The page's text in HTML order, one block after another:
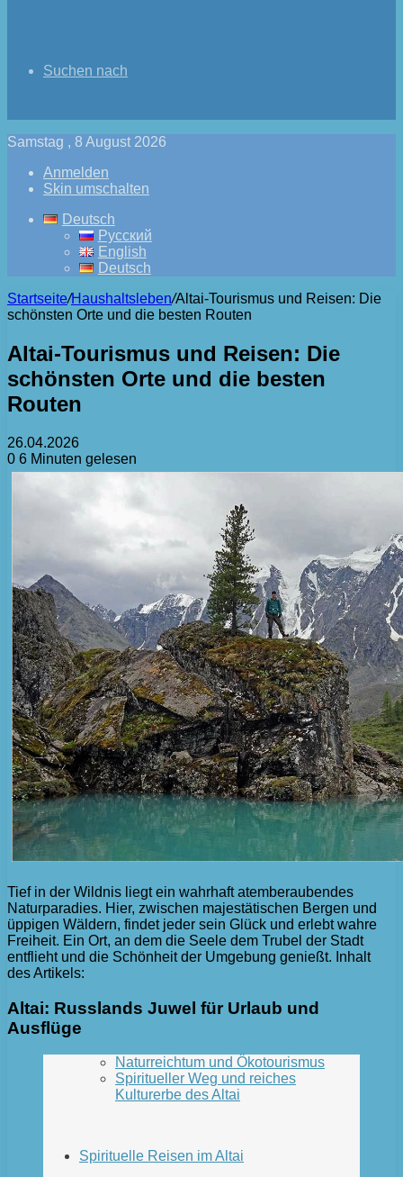
Suchen nach
Samstag , 8 August 2026
Anmelden
Skin umschalten
Deutsch
Русский
English
Deutsch
Startseite/Haushaltsleben/Altai-Tourismus und Reisen: Die
schönsten Orte und die besten Routen
Altai-Tourismus und Reisen: Die
schönsten Orte und die besten
Routen
26.04.2026
0 6 Minuten gelesen
Tief in der Wildnis liegt ein wahrhaft atemberaubendes
Naturparadies. Hier, zwischen majestätischen Bergen und
üppigen Wäldern, findet jeder sein Glück und erlebt wahre
Freiheit. Ein Ort, an dem die Seele dem Trubel der Stadt
entflieht und die Schönheit der Umgebung genießt. Inhalt
des Artikels:
Altai: Russlands Juwel für Urlaub und
Ausflüge
Naturreichtum und Ökotourismus
Spiritueller Weg und reiches
Kulturerbe des Altai
Spirituelle Reisen im Altai